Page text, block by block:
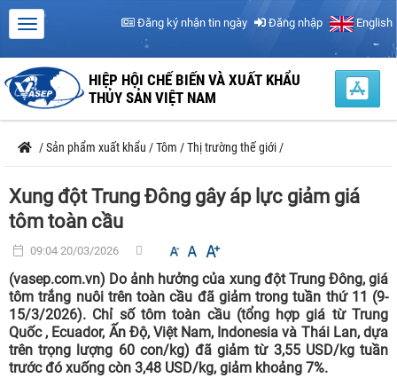
Đăng ký nhận tin ngày Đăng nhập English
HIỆP HỘI CHẾ BIẾN VÀ XUẤT KHẨU
THỦY SẢN VIỆT NAM
/Sản phẩm xuất khẩu /Tôm /Thị trường thế giới /
Xung đột Trung Đông gây áp lực giảm giá
tôm toàn cầu
09:04 20/03/2026
(vasep.com.vn) Do ảnh hưởng của xung đột Trung Đông, giá
tôm trắng nuôi trên toàn cầu đã giảm trong tuần thứ 11 (9-
15/3/2026). Chỉ số tôm toàn cầu (tổng hợp giá từ Trung
Quốc , Ecuador, Ấn Độ, Việt Nam, Indonesia và Thái Lan, dựa
trên trọng lượng 60 con/kg) đã giảm từ 3,55 USD/kg tuần
trước đó xuống còn 3,48 USD/kg, giảm khoảng 7%.